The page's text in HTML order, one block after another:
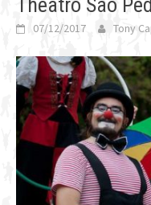
Theatro São
07/12/2017 Tony